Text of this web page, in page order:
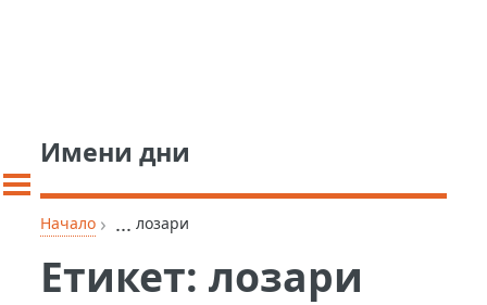
Имени дни
Начало › ... лозари
Етикет:лозари